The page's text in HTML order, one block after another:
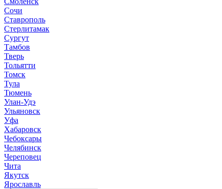
Сочи
Ставрополь
Стерлитамак
Сургут
Тамбов
Тверь
Тольятти
Томск
Тула
Тюмень
Улан-Удэ
Ульяновск
Уфа
Хабаровск
Чебоксары
Челябинск
Череповец
Чита
Якутск
Ярославль